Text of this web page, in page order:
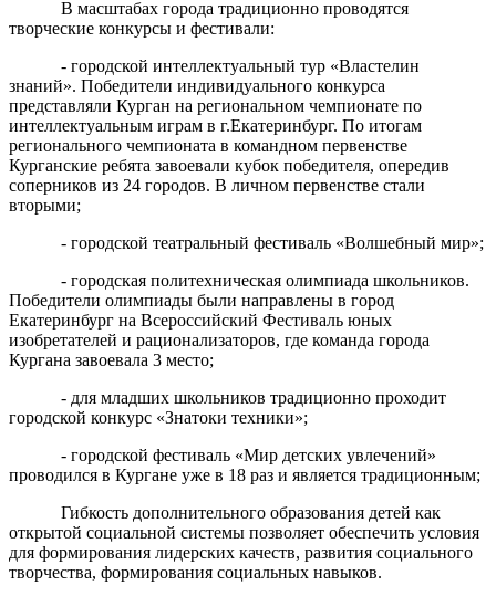
В масштабах города традиционно проводятся
творческие конкурсы и фестивали:
- городской интеллектуальный тур «Властелин
знаний». Победители индивидуального конкурса
представляли Курган на региональном чемпионате по
интеллектуальным играм в г.Екатеринбург. По итогам
регионального чемпионата в командном первенстве
Курганские ребята завоевали кубок победителя, опередив
соперников из 24 городов. В личном первенстве стали
вторыми;
- городской театральный фестиваль«Волшебный мир»;
- городскаяполитехническая олимпиада школьников.
Победители олимпиады были направлены в город
Екатеринбург на Всероссийский Фестиваль юных
изобретателей и рационализаторов, где команда города
Кургана завоевала 3 место;
- для младших школьников традиционно проходит
городской конкурс «Знатоки техники»;
- городской фестиваль «Мир детских увлечений»
проводился в Кургане уже в 18 раз и является традиционным;
Гибкость дополнительного образования детей как
открытой социальной системы позволяет обеспечить условия
для формирования лидерских качеств, развития социального
творчества, формирования социальных навыков.